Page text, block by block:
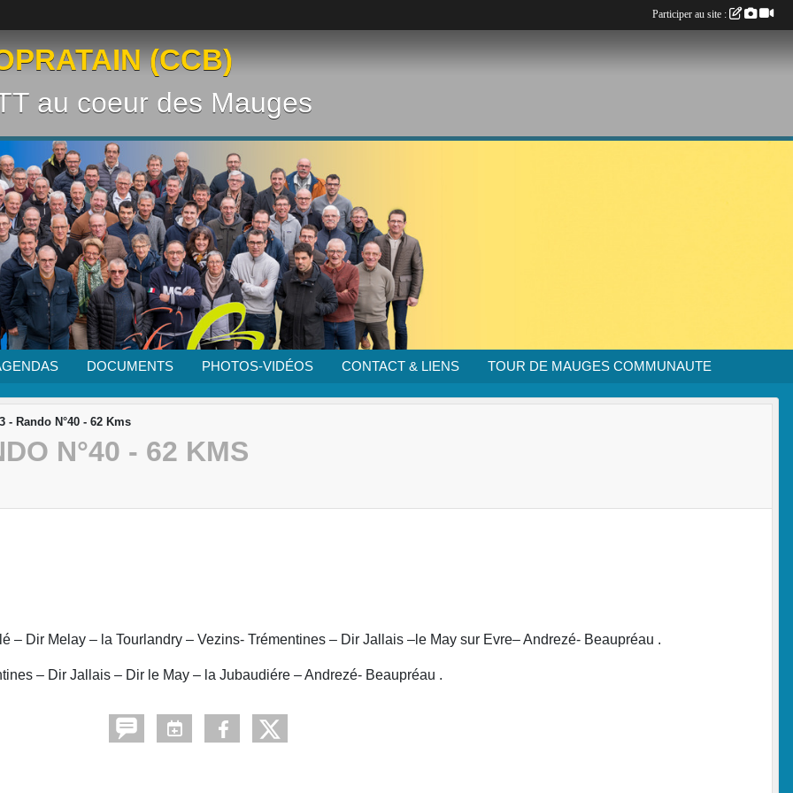
(CCB)
au coeur des Mauges
DOCUMENTS PHOTOS-VIDÉOS CONTACT & LIENS TOUR DE MAUGES COMMUNAUTE
- Rando N°40 - 62 Kms
N°40 - 62 KMS
Dir Melay – la Tourlandry – Vezins- Trémentines – Dir Jallais –le May sur Evre– Andrezé- Beaupréau .
– Dir Jallais – Dir le May – la Jubaudiére – Andrezé- Beaupréau .
Participer au site :